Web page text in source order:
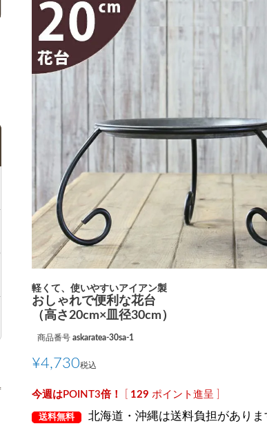
軽くて、使いやすいアイアン製
おしゃれで便利な花台
（高さ20cm×皿径30cm）
商品番号 askaratea-30sa-1
¥4,730税込
129 ポイント進呈 ]
送料無料 北海道・沖縄は送料負担がありま